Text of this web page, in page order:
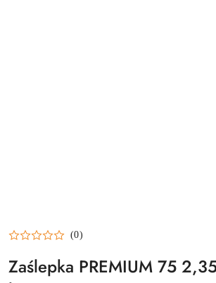
(0)
Zaślepka PREMIUM 75